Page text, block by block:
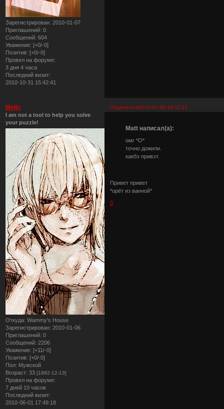
Зарегистрирован: 2010-01-07
Приглашений: 0
Сообщений: 604
Уважение: [+0/-0]
Позитив: [+0/-0]
Провел на форуме:
3 дня 4 часа
Последний визит:
2010-10-31 15:42:41
Поделиться2010-01-30 18:11:31
Mello
I am not a tool to help you solve
your puzzle!
Откуда: Wammy's House
Зарегистрирован: 2010-01-06
Приглашений: 0
Сообщений: 2206
Уважение: [+11/-0]
Позитив: [+0/-0]
Пол: Мужской
Возраст: 33 [1992-12-13]
Провел на форуме:
7 дней 10 часов
Последний визит:
2010-06-01 17:49:18
Matt написал(а):
омг *О*
точно дожили.
какбэ привэт.
Привет привет
*орёт из ванной*
0